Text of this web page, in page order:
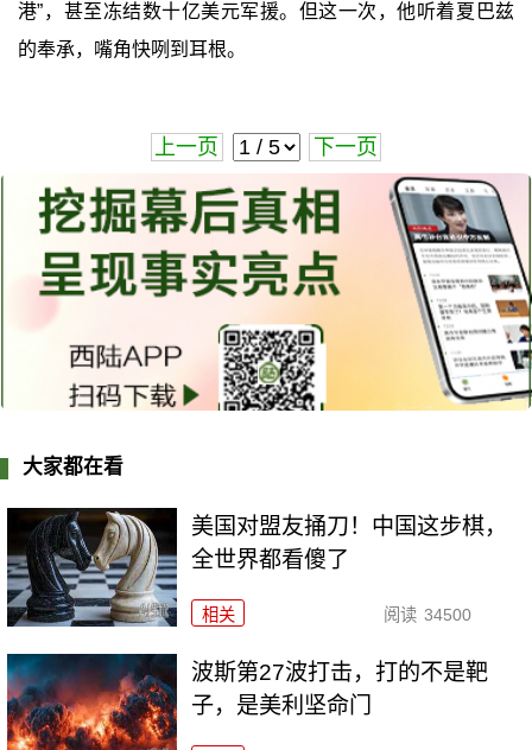
港”，甚至冻结数十亿美元军援。但这一次，他听着夏巴兹
的奉承，嘴角快咧到耳根。
上一页 下一页
大家都在看
美国对盟友捅刀！中国这步棋，
全世界都看傻了
相关 阅读 34500
波斯第27波打击，打的不是靶
子，是美利坚命门